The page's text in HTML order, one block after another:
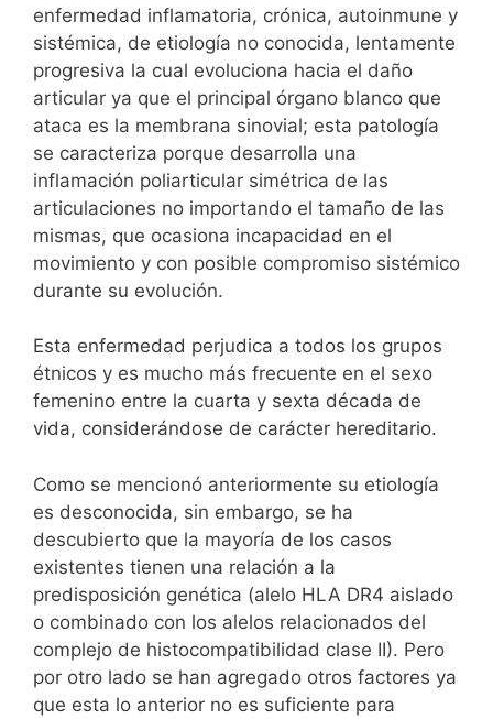
enfermedad inflamatoria, crónica, autoinmune y
sistémica, de etiología no conocida, lentamente
progresiva la cual evoluciona hacia el daño
articular ya que el principal órgano blanco que
ataca es la membrana sinovial; esta patología
se caracteriza porque desarrolla una
inflamación poliarticular simétrica de las
articulaciones no importando el tamaño de las
mismas, que ocasiona incapacidad en el
movimiento y con posible compromiso sistémico
durante su evolución.
Esta enfermedad perjudica a todos los grupos
étnicos y es mucho más frecuente en el sexo
femenino entre la cuarta y sexta década de
vida, considerándose de carácter hereditario.
Como se mencionó anteriormente su etiología
es desconocida, sin embargo, se ha
descubierto que la mayoría de los casos
existentes tienen una relación a la
predisposición genética (alelo HLA DR4 aislado
o combinado con los alelos relacionados del
complejo de histocompatibilidad clase II). Pero
por otro lado se han agregado otros factores ya
que esta lo anterior no es suficiente para